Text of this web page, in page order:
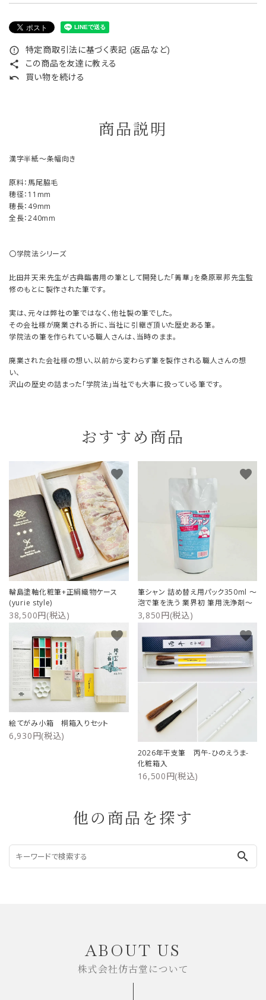
error_outline 特定商取引法に基づく表記 (返品など)
share この商品を友達に教える
undo 買い物を続ける
商品説明
漢字半紙～条幅向き
原料：馬尾脇毛
穂径：11mm
穂長：49mm
全長：240mm
〇学院法シリーズ
比田井天来先生が古典臨書用の筆として開発した「菁華」を桑原翠邦先生監
修のもとに製作された筆です。
実は、元々は弊社の筆ではなく、他社製の筆でした。
その会社様が廃業される折に、当社に引継ぎ頂いた歴史ある筆。
学院法の筆を作られている職人さんは、当時のまま。
廃業された会社様の想い、以前から変わらず筆を製作される職人さんの想
い、
沢山の歴史の詰まった「学院法」当社でも大事に扱っている筆です。
おすすめ商品
輪島塗軸化粧筆+正絹織物ケース
(yurie style)
38,500円(税込)
favorite
筆シャン 詰め替え用パック350ml ～
泡で筆を洗う 業界初 筆用洗浄剤～
3,850円(税込)
favorite
絵てがみ小箱 桐箱入りセット
6,930円(税込)
favorite
2026年干支筆 丙午-ひのえうま-
化粧箱入
16,500円(税込)
favorite
他の商品を探す
search
ABOUT US
株式会社仿古堂について